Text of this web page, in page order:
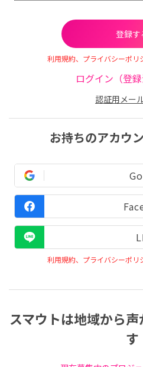
利用規約、プライバシーポリ
ログイン（登録
認証用メー
お持ちのアカウ
利用規約、プライバシーポリ
スマウトは地域から
す